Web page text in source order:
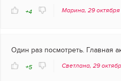
+4 Марина, 29 октября
Один раз посмотреть. Главная
+5 Светлана, 29